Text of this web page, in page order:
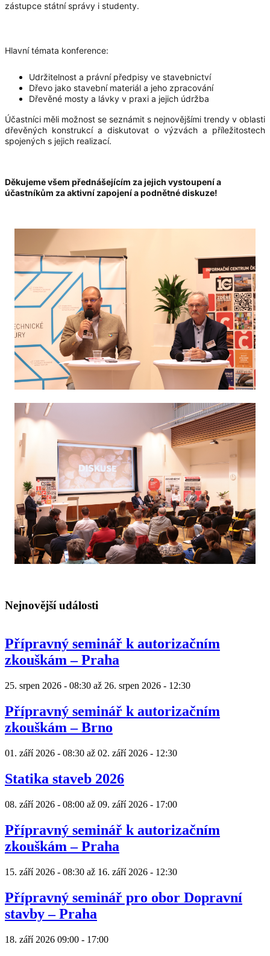
zástupce státní správy i studenty.
Hlavní témata konference:
Udržitelnost a právní předpisy ve stavebnictví
Dřevo jako stavební materiál a jeho zpracování
Dřevěné mosty a lávky v praxi a jejich údržba
Účastníci měli možnost se seznámit s nejnovějšími trendy v oblasti
dřevěných konstrukcí a diskutovat o výzvách a příležitostech
spojených s jejich realizací.
Děkujeme všem přednášejícím za jejich vystoupení a
účastníkům za aktivní zapojení a podnětné diskuze!
Nejnovější události
Přípravný seminář k autorizačním
zkouškám – Praha
25. srpen 2026 - 08:30 až 26. srpen 2026 - 12:30
Přípravný seminář k autorizačním
zkouškám – Brno
01. září 2026 - 08:30 až 02. září 2026 - 12:30
Statika staveb 2026
08. září 2026 - 08:00 až 09. září 2026 - 17:00
Přípravný seminář k autorizačním
zkouškám – Praha
15. září 2026 - 08:30 až 16. září 2026 - 12:30
Přípravný seminář pro obor Dopravní
stavby – Praha
18. září 2026 09:00 - 17:00